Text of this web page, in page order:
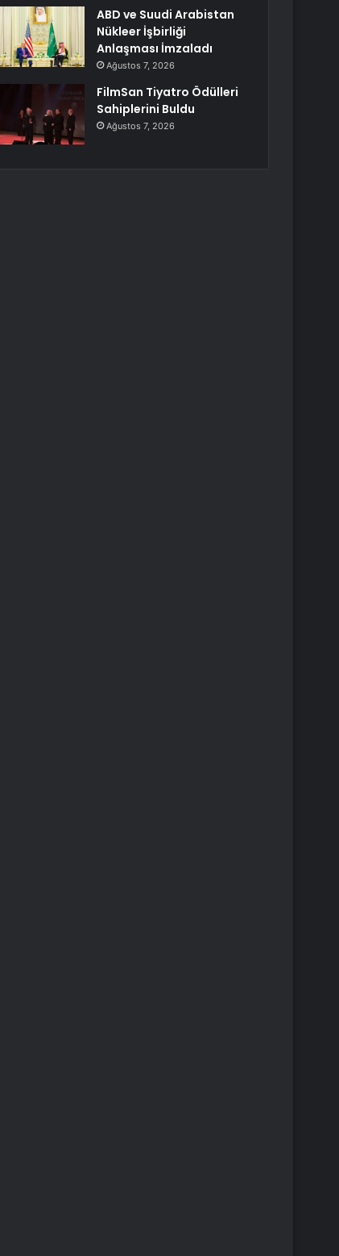
ABD ve Suudi Arabistan
Nükleer İşbirliği
Anlaşması İmzaladı
Ağustos 7, 2026
FilmSan Tiyatro Ödülleri
Sahiplerini Buldu
Ağustos 7, 2026